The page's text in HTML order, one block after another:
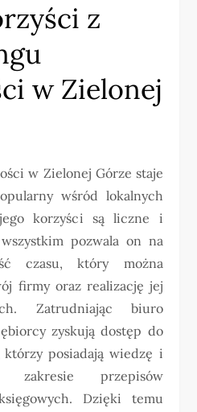
z
w Zielonej
w Zielonej Górze staje
wśród lokalnych
korzyści są liczne i
pozwala on na
czasu, który można
firmy oraz realizację jej
Zatrudniając biuro
zyskują dostęp do
którzy posiadają wiedzę i
zakresie przepisów
Dzięki temu